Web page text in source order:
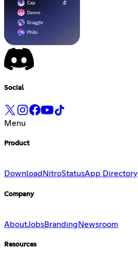
Social
Menu
Product
Download NitroStatusApp Directory
Company
AboutJobsBranding Newsroom
Resources